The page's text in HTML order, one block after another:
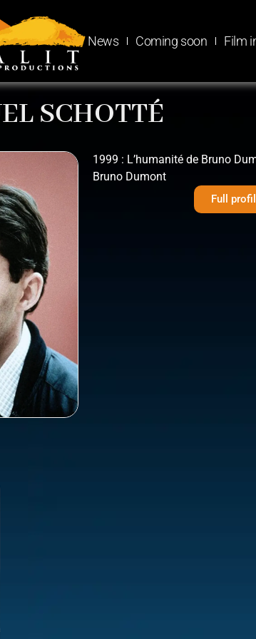
News Coming soon Film
SCHOTTÉ
1999 : L’humanité de Bruno
Bruno Dumont
Full